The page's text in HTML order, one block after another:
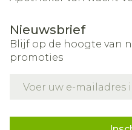
Nieuwsbrief
Blijf op de hoogte van
promoties